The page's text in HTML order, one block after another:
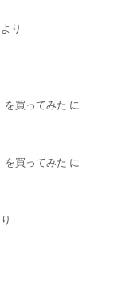
より
を買ってみた に
を買ってみた に